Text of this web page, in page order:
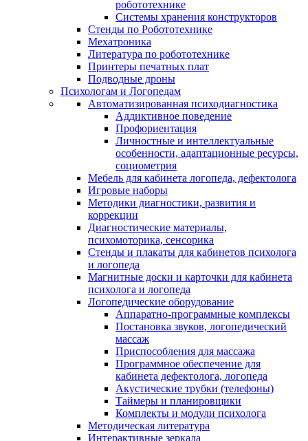
робототехнике
Системы хранения конструкторов
Стенды по Робототехнике
Мехатроника
Литература по робототехнике
Принтеры печатных плат
Подводные дроны
Психологам и Логопедам
Автоматизированная психодиагностика
Аддиктивное поведение
Профориентация
Личностные и интеллектуальные
особенности, адаптационные ресурсы,
социометрия
Мебель для кабинета логопеда, дефектолога
Игровые наборы
Методики диагностики, развития и
коррекции
Диагностические материалы,
психомоторика, сенсорика
Стенды и плакаты для кабинетов психолога
и логопеда
Магнитные доски и карточки для кабинета
психолога и логопеда
Логопедические оборудование
Аппаратно-программные комплексы
Постановка звуков, логопедический
массаж
Приспособления для массажа
Программное обеспечение для
кабинета дефектолога, логопеда
Акустические трубки (телефоны)
Таймеры и планировщики
Комплекты и модули психолога
Методическая литература
Интерактивные зеркала